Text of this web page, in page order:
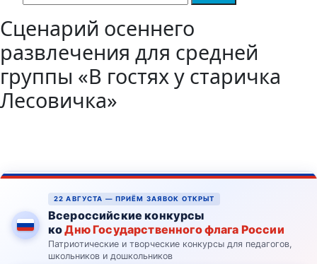
Сценарий осеннего
развлечения для средней
группы «В гостях у старичка
Лесовичка»
22 АВГУСТА — ПРИЁМ ЗАЯВОК ОТКРЫТ
Всероссийские конкурсы
коДню Государственного флага России
Патриотические и творческие конкурсы для педагогов,
школьников и дошкольников